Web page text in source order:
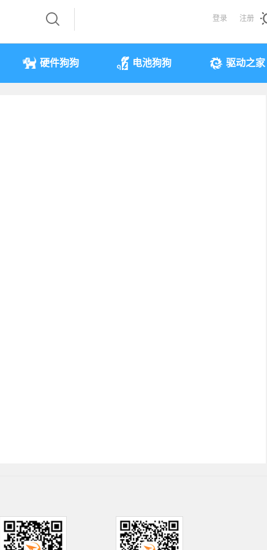
登录 注册
硬件狗狗 电池狗狗 驱动之家